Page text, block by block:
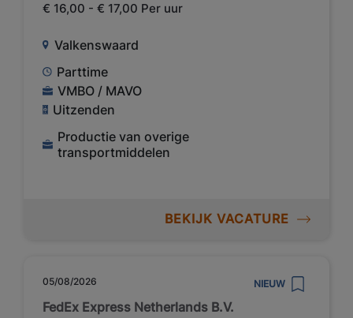
€ 16,00 - € 17,00 Per uur
Valkenswaard
Parttime
VMBO / MAVO
Uitzenden
Productie van overige
transportmiddelen
BEKIJK VACATURE
05/08/2026 NIEUW
FedEx Express Netherlands B.V.